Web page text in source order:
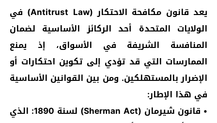
يعد قانون مكافحة الاحتكار (Antitrust Law) في
الولايات المتحدة أحد الركائز الأساسية لضمان
المنافسة الشريفة في الأسواق، إذ يمنع
الممارسات التي قد تؤدي إلى تكوين احتكارات أو
الإضرار بالمستهلكين. ومن بين القوانين الأساسية
في هذا الإطار:
• قانون شيرمان (Sherman Act) لسنة 1890: الذي